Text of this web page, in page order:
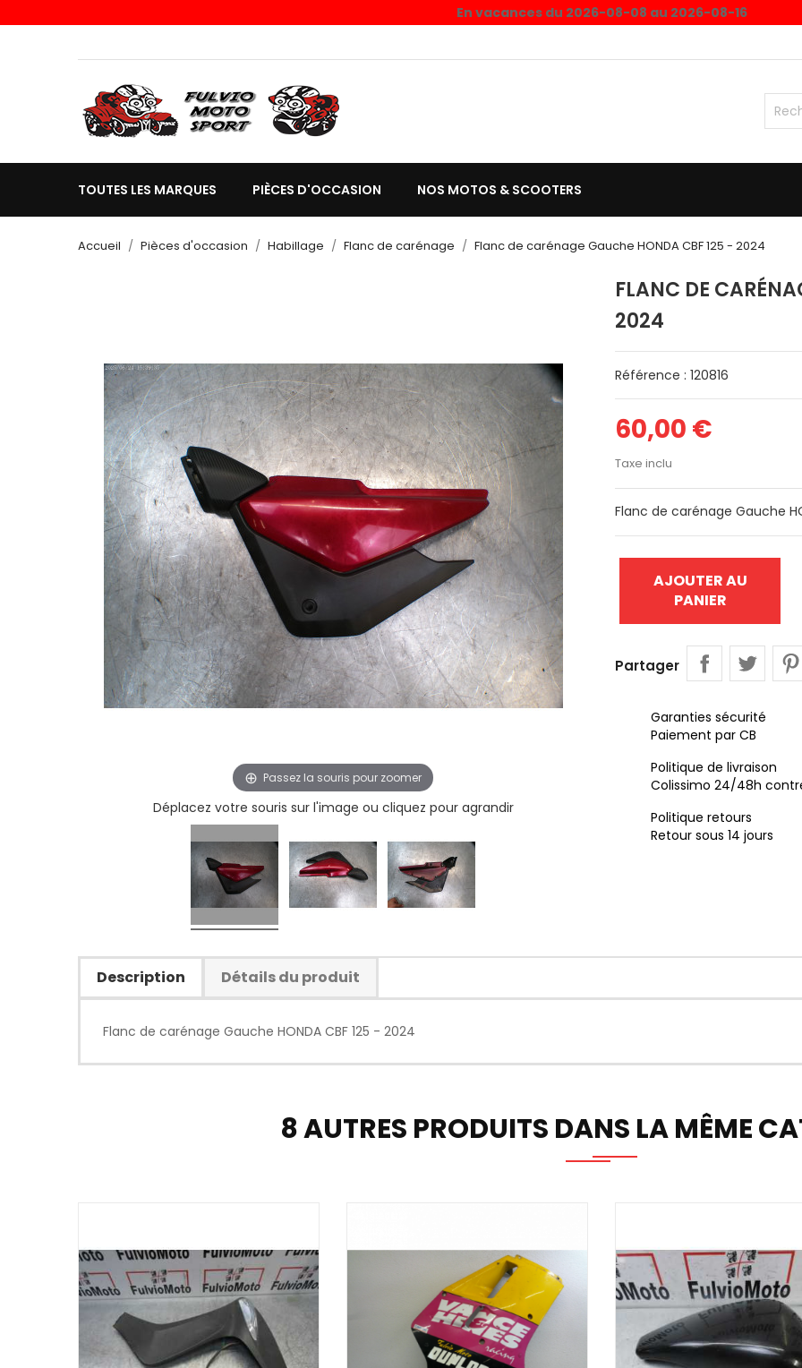
En vacances du 2026-08-08 au 2026-08-16
TOUTES LES MARQUES PIÈCES D'OCCASION NOS MOTOS & SCOOTERS
Accueil Pièces d'occasion Habillage Flanc de carénage Flanc de carénage Gauche HONDA CBF 125 - 2024
Passez la souris pour zoomer
Déplacez votre souris sur l'image ou cliquez pour agrandir
FLANC DE
2024
Référence : 120816
60,00 €
Taxe inclu
Flanc de carénage Gauche
AJOUTER AU
PANIER
Partager
Garanties sécurité
Paiement par CB
Politique de livraison
Colissimo 24/48h
Politique retours
Retour sous 14 jours
Description Détails du produit
Flanc de carénage Gauche HONDA CBF 125 - 2024
8 AUTRES PRODUITS DANS LA MÊME